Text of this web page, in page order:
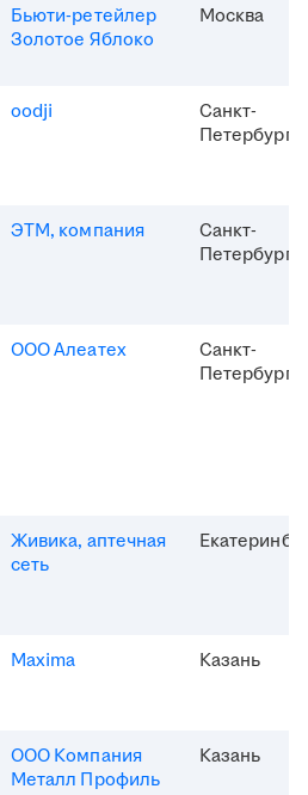
Бьюти-ретейлер
Золотое Яблоко
Москва
oodji
Санкт-
Петербург
ЭТМ, компания
Санкт-
Петербург
ООО Алеатех
Санкт-
Петербург
Живика, аптечная
сеть
Maxima Казань
ООО Компания
Металл Профиль
Казань